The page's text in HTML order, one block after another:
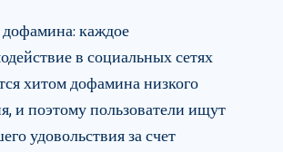
каждое
в социальных сетях
хитом дофамина низкого
и поэтому пользователи ищут
удовольствия за счет